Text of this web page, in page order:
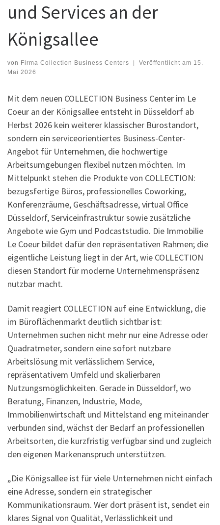
und Services an der
Königsallee
von Firma Collection Business Centers Veröffentlicht am 15.
Mai 2026
Mit dem neuen COLLECTION Business Center im Le
Coeur an der Königsallee entsteht in Düsseldorf ab
Herbst 2026 kein weiterer klassischer Bürostandort,
sondern ein serviceorientiertes Business-Center-
Angebot für Unternehmen, die hochwertige
Arbeitsumgebungen flexibel nutzen möchten. Im
Mittelpunkt stehen die Produkte von COLLECTION:
bezugsfertige Büros, professionelles Coworking,
Konferenzräume, Geschäftsadresse, virtual Office
Düsseldorf, Serviceinfrastruktur sowie zusätzliche
Angebote wie Gym und Podcaststudio. Die Immobilie
Le Coeur bildet dafür den repräsentativen Rahmen; die
eigentliche Leistung liegt in der Art, wie COLLECTION
diesen Standort für moderne Unternehmenspräsenz
nutzbar macht.
Damit reagiert COLLECTION auf eine Entwicklung, die
im Büroflächenmarkt deutlich sichtbar ist:
Unternehmen suchen nicht mehr nur eine Adresse oder
Quadratmeter, sondern eine sofort nutzbare
Arbeitslösung mit verlässlichem Service,
repräsentativem Umfeld und skalierbaren
Nutzungsmöglichkeiten. Gerade in Düsseldorf, wo
Beratung, Finanzen, Industrie, Mode,
Immobilienwirtschaft und Mittelstand eng miteinander
verbunden sind, wächst der Bedarf an professionellen
Arbeitsorten, die kurzfristig verfügbar sind und zugleich
den eigenen Markenanspruch unterstützen.
„Die Königsallee ist für viele Unternehmen nicht einfach
eine Adresse, sondern ein strategischer
Kommunikationsraum. Wer dort präsent ist, sendet ein
klares Signal von Qualität, Verlässlichkeit und